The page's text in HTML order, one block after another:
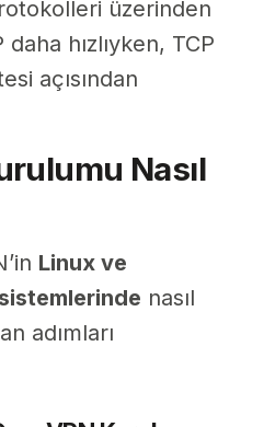
üzerinden
hızlıyken, TCP
açısından
Nasıl
Linux ve
nasıl
adımları